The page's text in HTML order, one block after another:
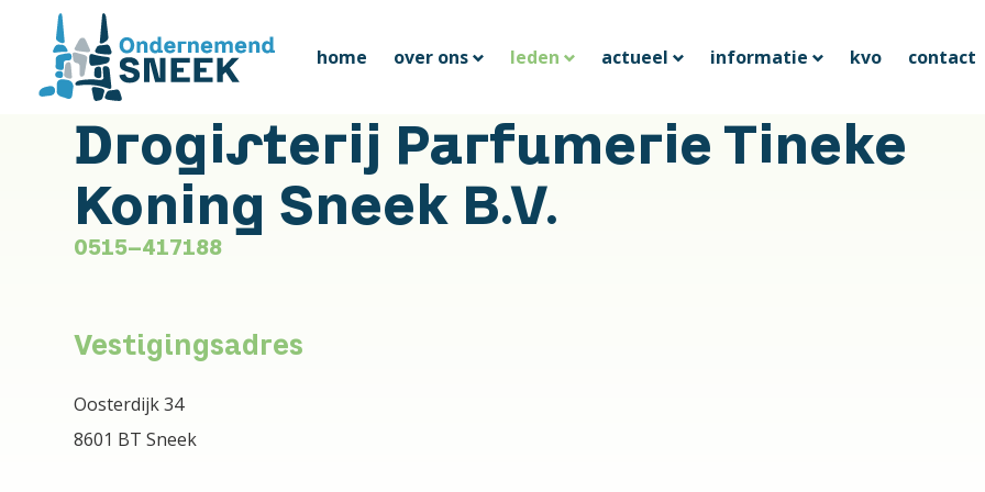
home over ons leden actueel informatie kvo contact
Drogisterij Parfumerie Tineke
Koning Sneek B.V.
0515-417188
Vestigingsadres
Oosterdijk 34
8601 BT Sneek